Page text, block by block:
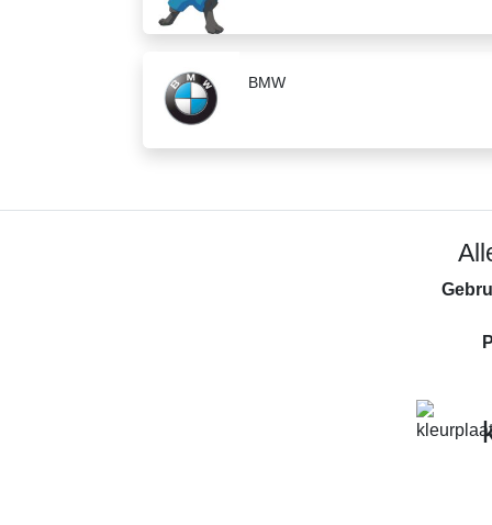
BMW